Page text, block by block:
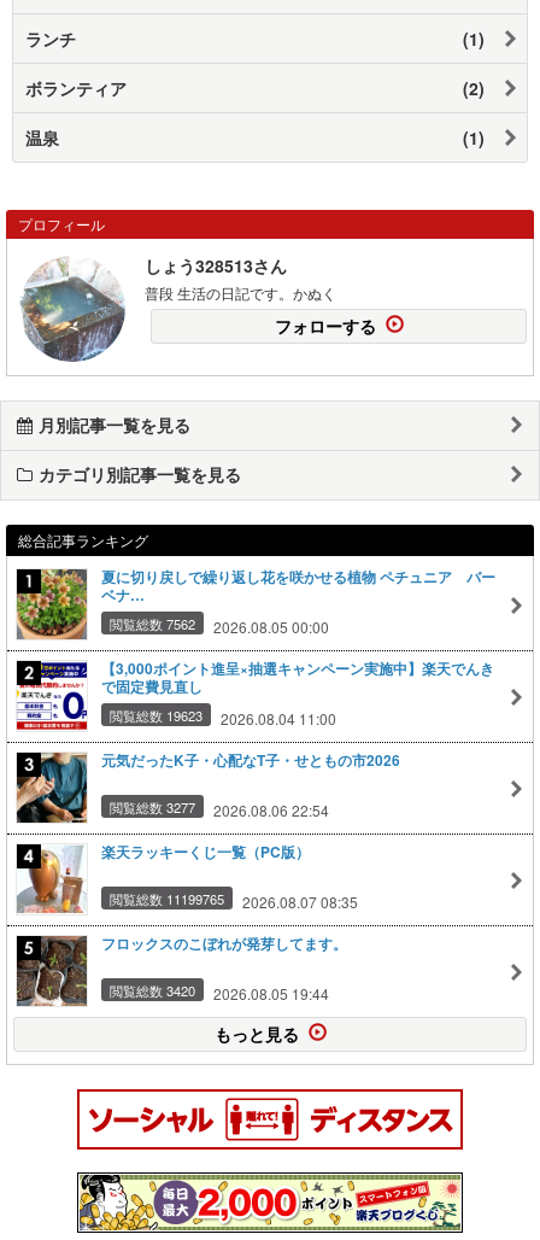
ランチ (1)
ボランティア (2)
温泉 (1)
プロフィール
しょう328513さん
普段 生活の日記です。かぬく
フォローする
月別記事一覧を見る
カテゴリ別記事一覧を見る
総合記事ランキング
夏に切り戻しで繰り返し花を咲かせる植物 ペチュニア バー
ベナ…
閲覧総数 7562 2026.08.05 00:00
【3,000ポイント進呈×抽選キャンペーン実施中】楽天でんき
で固定費見直し
閲覧総数 19623 2026.08.04 11:00
元気だったK子・心配なT子・せともの市2026
閲覧総数 3277 2026.08.06 22:54
楽天ラッキーくじ一覧（PC版）
閲覧総数 11199765 2026.08.07 08:35
フロックスのこぼれが発芽してます。
閲覧総数 3420 2026.08.05 19:44
もっと見る